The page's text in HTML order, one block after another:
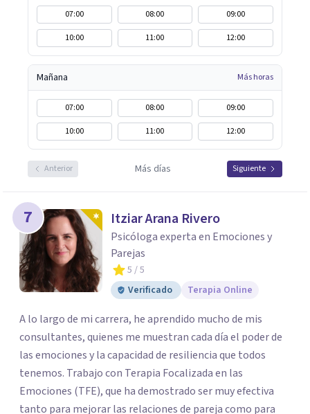
07:00 08:00
09:00
10:00
11:00 12:00
Mañana Más horas
07:00 08:00
09:00
10:00
11:00 12:00
Anterior Más días Siguiente
7 Itziar Arana Rivero
Psicóloga experta en Emociones y
Parejas
5 / 5
Verificado
Terapia Online
A lo largo de mi carrera, he aprendido mucho de mis
consultantes, quienes me muestran cada día el poder de
las emociones y la capacidad de resiliencia que todos
tenemos. Trabajo con Terapia Focalizada en las
Emociones (TFE), que ha demostrado ser muy efectiva
tanto para mejorar las relaciones de pareja como para